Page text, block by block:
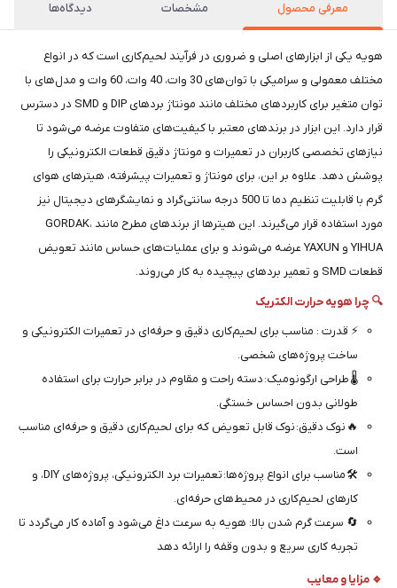
معرفی محصول مشخصات دیدگاه‌ها
هویه یکی از ابزارهای اصلی و ضروری در فرآیند لحیم‌کاری است که در انواع
مختلف معمولی و سرامیکی با توان‌های 30 وات، 40 وات، 60 وات و مدل‌های با
توان متغیر برای کاربردهای مختلف مانند مونتاژ بردهای DIP و SMD در دسترس
قرار دارد. این ابزار در برندهای معتبر با کیفیت‌های متفاوت عرضه می‌شود تا
نیازهای تخصصی کاربران در تعمیرات و مونتاژ دقیق قطعات الکترونیکی را
پوشش دهد. علاوه بر این، برای مونتاژ و تعمیرات پیشرفته، هیترهای هوای
گرم با قابلیت تنظیم دما تا 500 درجه سانتی‌گراد و نمایشگرهای دیجیتال نیز
مورد استفاده قرار می‌گیرند. این هیترها از برندهای مطرح مانند GORDAK،
YIHUA و YAXUN عرضه می‌شوند و برای عملیات‌های حساس مانند تعویض
قطعات SMD و تعمیر بردهای پیچیده به کار می‌روند.
🔍 چرا هویه حرارت الکتریک
⚡ قدرت : مناسب برای لحیم‌کاری دقیق و حرفه‌ای در تعمیرات الکترونیکی و
ساخت پروژه‌های شخصی.
🌡️ طراحی ارگونومیک: دسته راحت و مقاوم در برابر حرارت برای استفاده
طولانی بدون احساس خستگی.
🔥 نوک دقیق: نوک قابل تعویض که برای لحیم‌کاری دقیق و حرفه‌ای مناسب
است.
🛠️ مناسب برای انواع پروژه‌ها: تعمیرات برد الکترونیکی، پروژه‌های DIY، و
کارهای لحیم‌کاری در محیط‌های حرفه‌ای.
🔄 سرعت گرم شدن بالا: هویه به سرعت داغ می‌شود و آماده کار می‌گردد تا
تجربه کاری سریع و بدون وقفه را ارائه دهد
🔹 مزایا و معایب